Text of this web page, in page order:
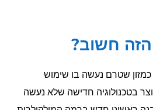
חשוב?
שטרם נעשה בו שימוש
(לפני 2006), שיוצר בטכנולוגיה חדישה שלא נעשה